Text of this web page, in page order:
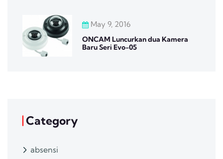
May 9, 2016
ONCAM Luncurkan dua Kamera
Baru Seri Evo-05
Category
absensi